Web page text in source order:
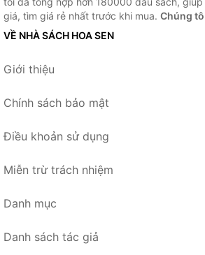
giá, tìm giá rẻ nhất trước khi mua. Chúng
VỀ NHÀ SÁCH HOA SEN
Giới thiệu
Chính sách bảo mật
Điều khoản sử dụng
Miễn trừ trách nhiệm
Danh mục
Danh sách tác giả